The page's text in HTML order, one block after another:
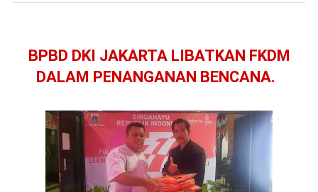
BPBD DKI JAKARTA LIBATKAN FKDM
DALAM PENANGANAN BENCANA.